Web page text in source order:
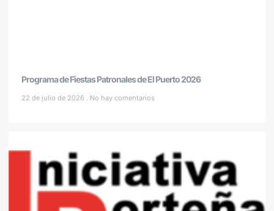
Programa de Fiestas Patronales de El Puerto 2026
22 de julio de 2026 No hay comentarios